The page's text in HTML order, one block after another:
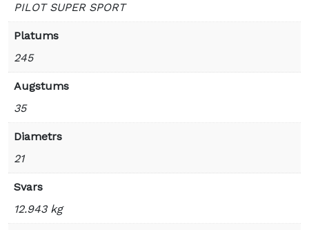
PILOT SUPER SPORT
Platums
245
Augstums
35
Diametrs
21
Svars
12.943 kg